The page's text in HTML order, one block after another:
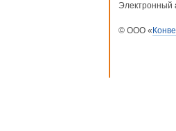
Электронный
© ООО «